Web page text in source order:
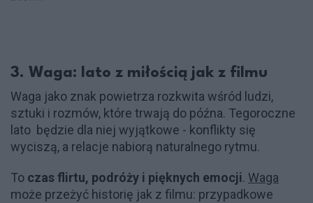
3. Waga: lato z miłością jak z filmu
Waga jako znak powietrza rozkwita wśród ludzi,
sztuki i rozmów, które trwają do późna. Tegoroczne
lato będzie dla niej wyjątkowe - konflikty się
wyciszą, a relacje nabiorą naturalnego rytmu.
To czas flirtu, podróży i pięknych emocji. Waga
może przeżyć historię jak z filmu: przypadkowe